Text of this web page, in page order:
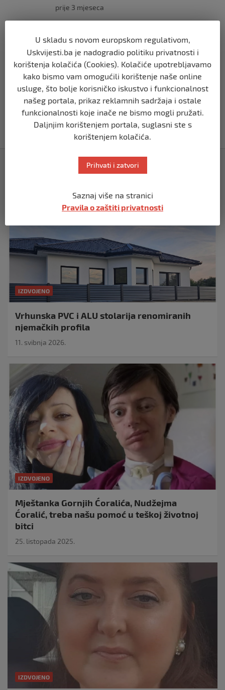
prije 3 mjeseca
Demantij Federalnog ministarstva
unutrašnjih poslova
prije 5 mjeseci
Akcija SIPA-e: Pretresaju se stambeni i
pomoćni objekti
prije 5 mjeseci
IZDVOJENO
Vrhunska PVC i ALU stolarija renomiranih
njemačkih profila
11. svibnja 2026.
IZDVOJENO
Mještanka Gornjih Ćoralića, Nudžejma
Ćoralić, treba našu pomoć u teškoj životnoj
bitci
25. listopada 2025.
IZDVOJENO
U skladu s novom europskom regulativom,
Uskvijesti.ba je nadogradio politiku privatnosti i
korištenja kolačića (Cookies). Kolačiće upotrebljavamo
kako bismo vam omogućili korištenje naše online
usluge, što bolje korisničko iskustvo i funkcionalnost
našeg portala, prikaz reklamnih sadržaja i ostale
funkcionalnosti koje inače ne bismo mogli pružati.
Daljnjim korištenjem portala, suglasni ste s
korištenjem kolačića.
Prihvati i zatvori
Saznaj više na stranici
Pravila o zaštiti privatnosti